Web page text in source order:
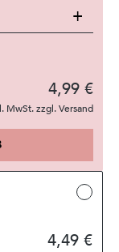
+
4,99 €
MwSt. zzgl. Versand
4,49 €